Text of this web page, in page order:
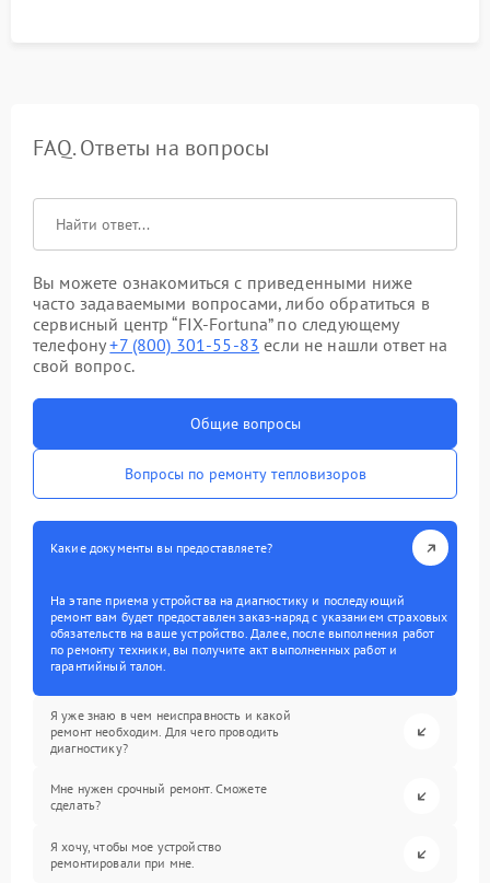
FAQ. Ответы на вопросы
Вы можете ознакомиться с приведенными ниже
часто задаваемыми вопросами, либо обратиться в
сервисный центр “FIX-Fortuna” по следующему
телефону+7 (800) 301-55-83 если не нашли ответ на
свой вопрос.
Общие вопросы
Вопросы по ремонту тепловизоров
Какие документы вы предоставляете?
На этапе приема устройства на диагностику и последующий
ремонт вам будет предоставлен заказ-наряд с указанием страховых
обязательств на ваше устройство. Далее, после выполнения работ
по ремонту техники, вы получите акт выполненных работ и
гарантийный талон.
Я уже знаю в чем неисправность и какой
ремонт необходим. Для чего проводить
диагностику?
Мне нужен срочный ремонт. Сможете
сделать?
Я хочу, чтобы мое устройство
ремонтировали при мне.